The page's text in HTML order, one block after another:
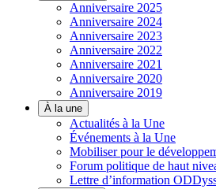
Anniversaire 2025
Anniversaire 2024
Anniversaire 2023
Anniversaire 2022
Anniversaire 2021
Anniversaire 2020
Anniversaire 2019
À la une
Actualités à la Une
Événements à la Une
Mobiliser pour le
Forum politique de haut
Lettre d’information